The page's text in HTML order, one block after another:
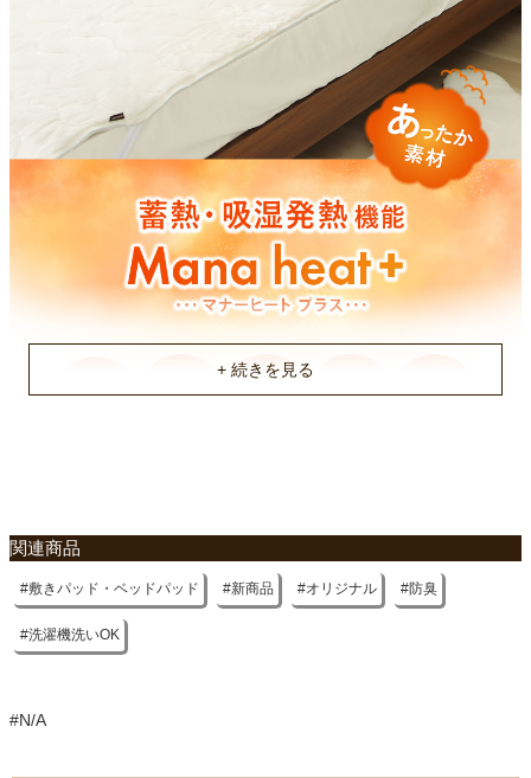
静電気軽減・抗菌防臭
原産国
中国
関連商品
敷きパッド・ベッドパッド 新商品 オリジナル 防臭
洗濯機洗いOK
#N/A